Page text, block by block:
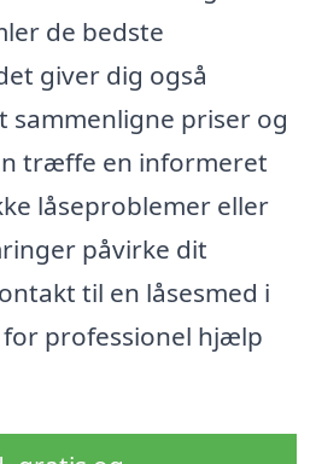
de bedste
giver dig også
sammenligne priser og
træffe en informeret
låseproblemer eller
påvirke dit
til en låsesmed i
for professionel hjælp